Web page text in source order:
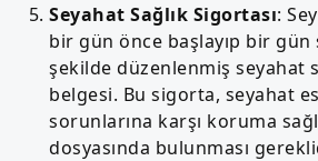
Seyahat Sağlık Sigortası:
bir gün önce başlayıp bir
şekilde düzenlenmiş seyahat
belgesi. Bu sigorta, seyahat
sorunlarına karşı koruma
dosyasında bulunması